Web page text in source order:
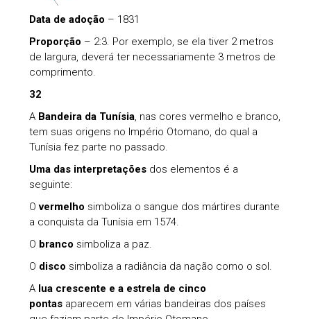
Data de adoção – 1831
Proporção – 2:3. Por exemplo, se ela tiver 2 metros
de largura, deverá ter necessariamente 3 metros de
comprimento.
32
A Bandeira da Tunísia, nas cores vermelho e branco,
tem suas origens no Império Otomano, do qual a
Tunísia fez parte no passado.
Uma das interpretações dos elementos é a
seguinte:
Overmelho simboliza o sangue dos mártires durante
a conquista da Tunísia em 1574.
O branco simboliza a paz.
O disco simboliza a radiância da nação como o sol.
A lua crescente e a estrela de cinco
pontas aparecem em várias bandeiras dos países